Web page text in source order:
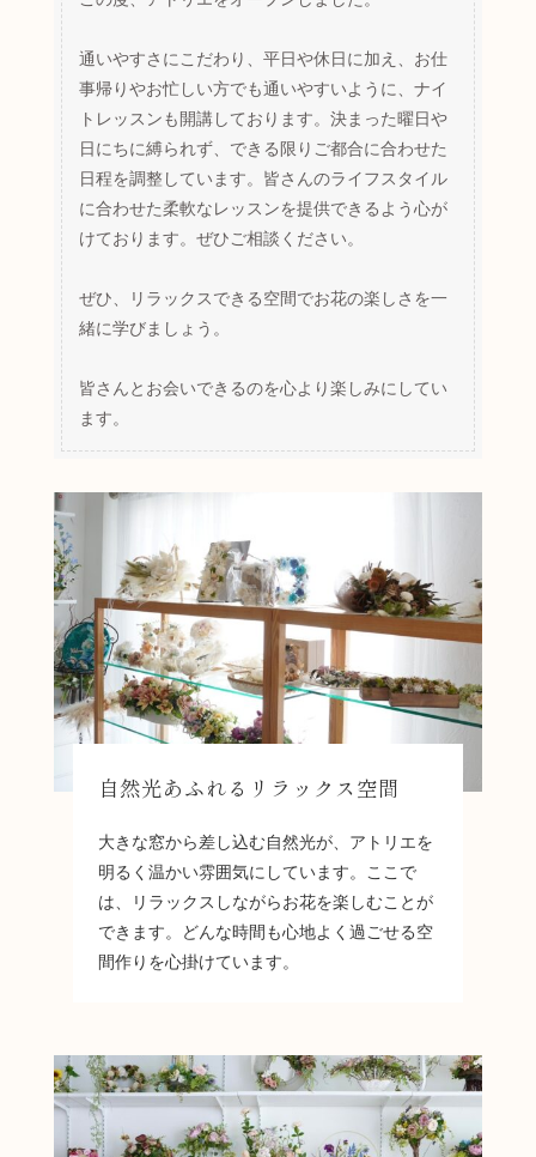
通いやすさにこだわり、平日や休日に加え、お仕
事帰りやお忙しい方でも通いやすいように、ナイ
トレッスンも開講しております。決まった曜日や
日にちに縛られず、できる限りご都合に合わせた
日程を調整しています。皆さんのライフスタイル
に合わせた柔軟なレッスンを提供できるよう心が
けております。ぜひご相談ください。
ぜひ、リラックスできる空間でお花の楽しさを一
緒に学びましょう。
皆さんとお会いできるのを心より楽しみにしてい
ます。
自然光あふれるリラックス空間
大きな窓から差し込む自然光が、アトリエを
明るく温かい雰囲気にしています。ここで
は、リラックスしながらお花を楽しむことが
できます。どんな時間も心地よく過ごせる空
間作りを心掛けています。